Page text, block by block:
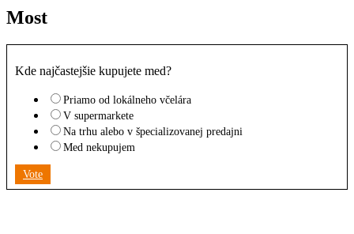
Most
Kde najčastejšie kupujete med?
Priamo od lokálneho včelára
V supermarkete
Na trhu alebo v špecializovanej predajni
Med nekupujem
Vote